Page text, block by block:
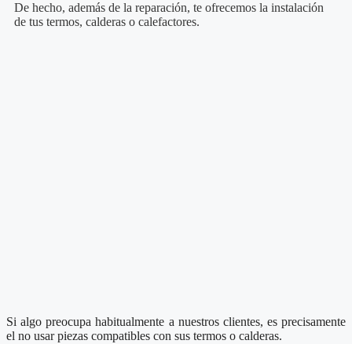
De hecho, además de la reparación, te ofrecemos la instalación
de tus termos, calderas o calefactores.
Si algo preocupa habitualmente a nuestros clientes, es precisamente
el no usar piezas compatibles con sus termos o calderas.